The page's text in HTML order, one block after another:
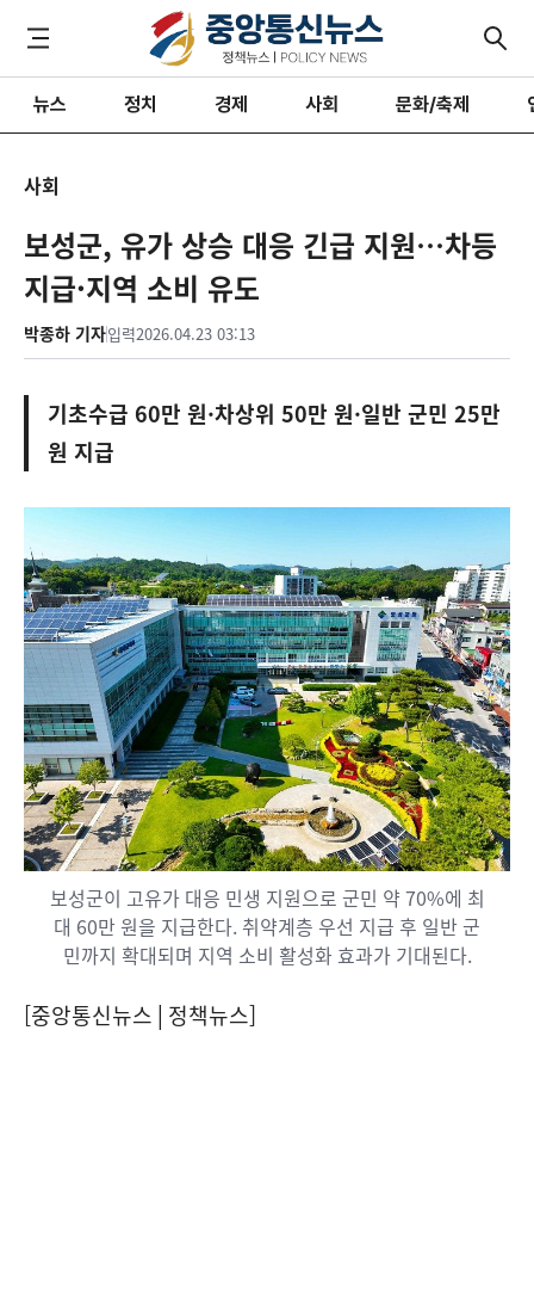
뉴스 정치 경제 사회 문화/축제
사회
보성군, 유가 상승 대응 긴급 지원…차등
지급·지역 소비 유도
박종하 기자입력2026.04.23 03:13
기초수급 60만 원·차상위 50만 원·일반 군민 25만
원 지급
보성군이 고유가 대응 민생 지원으로 군민 약 70%에 최
대 60만 원을 지급한다. 취약계층 우선 지급 후 일반 군
민까지 확대되며 지역 소비 활성화 효과가 기대된다.
[중앙통신뉴스│정책뉴스]